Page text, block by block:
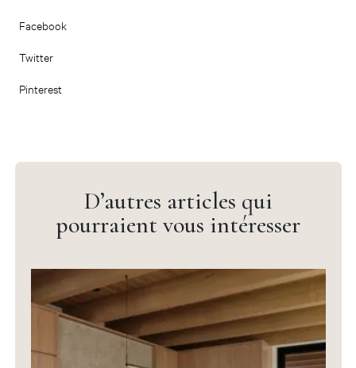
Facebook
Twitter
Pinterest
D’autres articles qui
pourraient vous intéresser